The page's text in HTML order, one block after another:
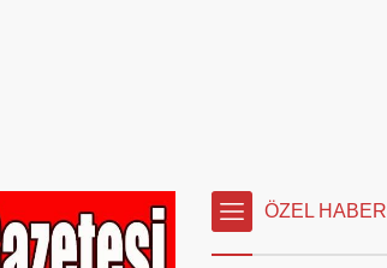
ÖZEL HABER